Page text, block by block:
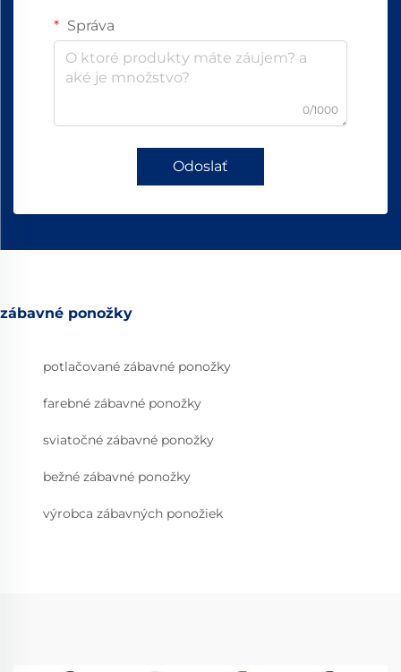
Správa
0/1000
Odoslať
zábavné ponožky
potlačované zábavné ponožky
farebné zábavné ponožky
sviatočné zábavné ponožky
bežné zábavné ponožky
výrobca zábavných ponožiek